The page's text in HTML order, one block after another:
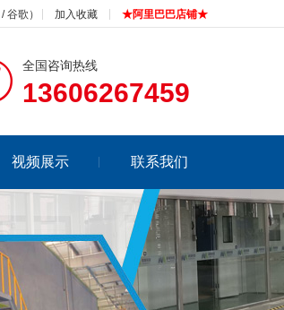
/谷歌 ） 加入收藏 ★阿里巴巴店铺★
全国咨询热线
13606267459
视频展示 联系我们